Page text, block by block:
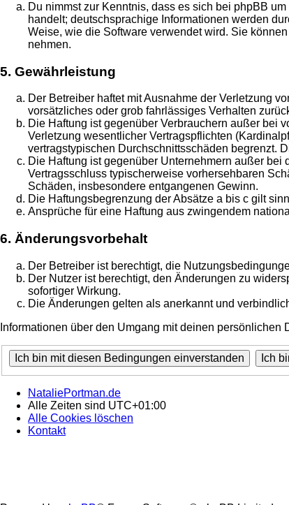
Du nimmst zur Kenntnis, dass es sich bei phpBB um
handelt; deutschsprachige Informationen werden
Weise, wie die Software verwendet wird. Sie
nehmen.
5. Gewährleistung
Der Betreiber haftet mit Ausnahme der Verletzung
vorsätzliches oder grob fahrlässiges Verhalten
Die Haftung ist gegenüber Verbrauchern außer bei
Verletzung wesentlicher Vertragspflichten
vertragstypischen Durchschnittsschäden begrenzt.
Die Haftung ist gegenüber Unternehmern außer
Vertragsschluss typischerweise vorhersehbaren
Schäden, insbesondere entgangenen Gewinn.
Die Haftungsbegrenzung der Absätze a bis c gilt
Ansprüche für eine Haftung aus zwingendem
6. Änderungsvorbehalt
Der Betreiber ist berechtigt, die
Der Nutzer ist berechtigt, den Änderungen zu
sofortiger Wirkung.
Die Änderungen gelten als anerkannt und
Informationen über den Umgang mit deinen
NataliePortman.de
Alle Zeiten sind UTC+01:00
Alle Cookies löschen
Kontakt